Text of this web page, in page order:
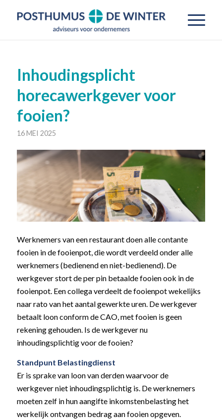
Inhoudingsplicht
horecawerkgever voor
fooien?
16 MEI 2025
Werknemers van een restaurant doen alle contante
fooien in de fooienpot, die wordt verdeeld onder alle
werknemers (bedienend en niet-bedienend). De
werkgever stort de per pin betaalde fooien ook in de
fooienpot. Een collega verdeelt de fooienpot wekelijks
naar rato van het aantal gewerkte uren. De werkgever
betaalt loon conform de CAO, met fooien is geen
rekening gehouden. Is de werkgever nu
inhoudingsplichtig voor de fooien?
Standpunt Belastingdienst
Er is sprake van loon van derden waarvoor de
werkgever niet inhoudingsplichtig is. De werknemers
moeten zelf in hun aangifte inkomstenbelasting het
werkelijk ontvangen bedrag aan fooien opgeven.